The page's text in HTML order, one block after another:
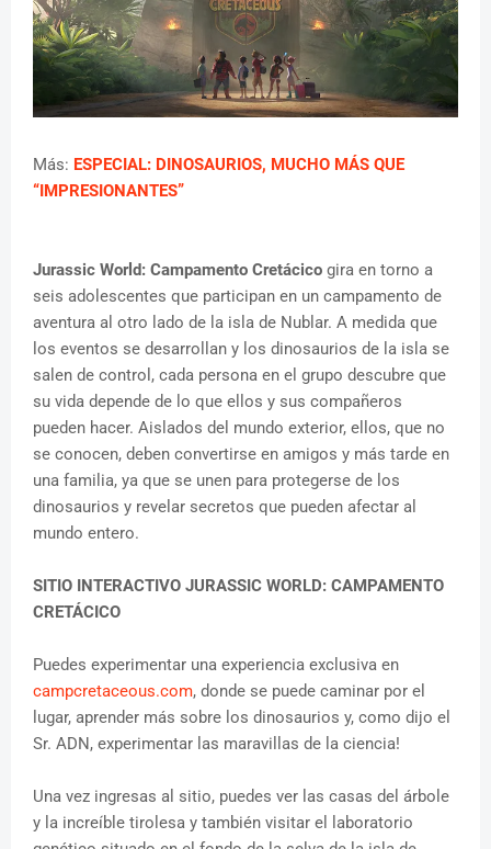
Más: ESPECIAL: DINOSAURIOS, MUCHO MÁS QUE
“IMPRESIONANTES”
Jurassic World: Campamento Cretácico gira en torno a
seis adolescentes que participan en un campamento de
aventura al otro lado de la isla de Nublar. A medida que
los eventos se desarrollan y los dinosaurios de la isla se
salen de control, cada persona en el grupo descubre que
su vida depende de lo que ellos y sus compañeros
pueden hacer. Aislados del mundo exterior, ellos, que no
se conocen, deben convertirse en amigos y más tarde en
una familia, ya que se unen para protegerse de los
dinosaurios y revelar secretos que pueden afectar al
mundo entero.
SITIO INTERACTIVO JURASSIC WORLD: CAMPAMENTO
CRETÁCICO
Puedes experimentar una experiencia exclusiva en
campcretaceous.com, donde se puede caminar por el
lugar, aprender más sobre los dinosaurios y, como dijo el
Sr. ADN, experimentar las maravillas de la ciencia!
Una vez ingresas al sitio, puedes ver las casas del árbole
y la increíble tirolesa y también visitar el laboratorio